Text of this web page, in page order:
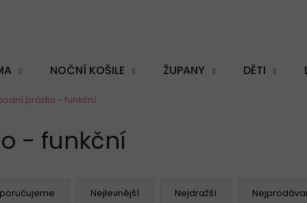
NOČNÍ KOŠILE ŽUPANY DĚTI
prádlo - funkční
- funkční
Nejlevnější Nejdražší
Co potřebujete najít?
HLEDAT